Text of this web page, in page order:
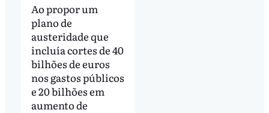
Ao propor um
plano de
austeridade que
incluía cortes de 40
bilhões de euros
nos gastos públicos
e 20 bilhões em
aumento de